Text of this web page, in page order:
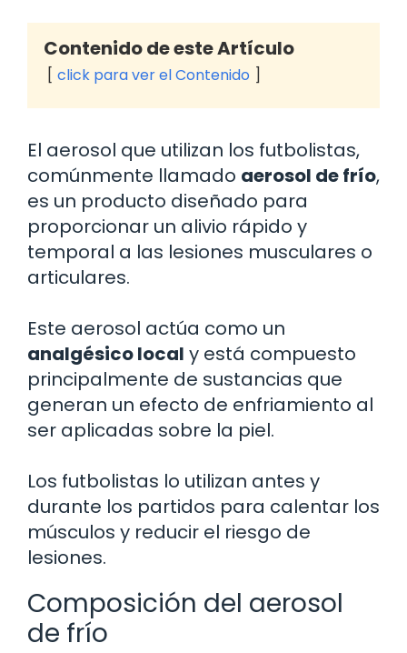
Contenido de este Artículo
click para ver el Contenido
El aerosol que utilizan los futbolistas,
comúnmente llamado aerosol de frío,
es un producto diseñado para
proporcionar un alivio rápido y
temporal a las lesiones musculares o
articulares.
Este aerosol actúa como un
analgésico local y está compuesto
principalmente de sustancias que
generan un efecto de enfriamiento al
ser aplicadas sobre la piel.
Los futbolistas lo utilizan antes y
durante los partidos para calentar los
músculos y reducir el riesgo de
lesiones.
Composición del aerosol
de frío